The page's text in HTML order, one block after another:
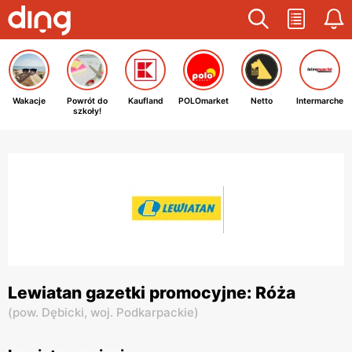
Wakacje
Powrót do
szkoły!
Kaufland POLOmarket Netto Intermarche
Lewiatan gazetki promocyjne: Róża
(pow. Dębicki, woj. Podkarpackie)